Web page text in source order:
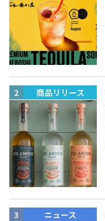
商品リリース
ニュース